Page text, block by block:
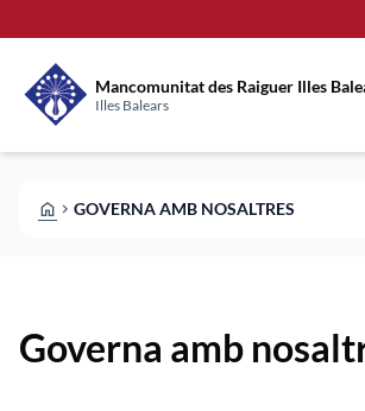
Mancomunitat des Raiguer Illes
Illes Balears
HOME CHEVRON_RIGHT GOVERNA AMB NOSALTRES
Governa amb